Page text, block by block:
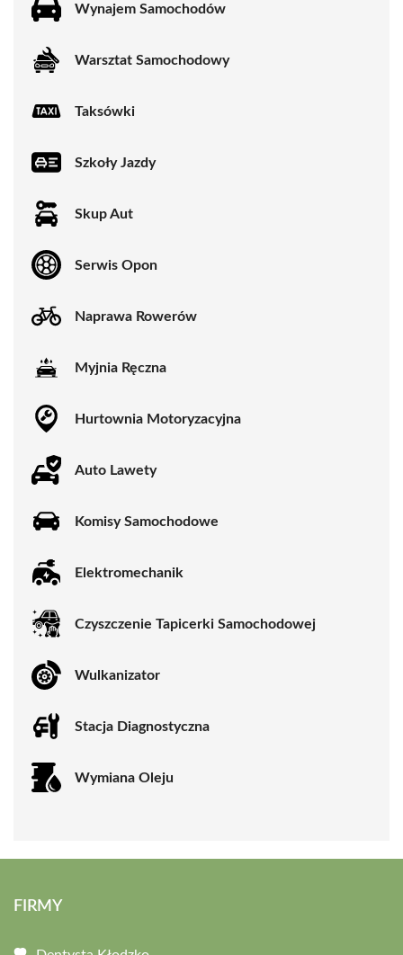
Wynajem Samochodów
Warsztat Samochodowy
Taksówki
Szkoły Jazdy
Skup Aut
Serwis Opon
Naprawa Rowerów
Myjnia Ręczna
Hurtownia Motoryzacyjna
Auto Lawety
Komisy Samochodowe
Elektromechanik
Czyszczenie Tapicerki Samochodowej
Wulkanizator
Stacja Diagnostyczna
Wymiana Oleju
FIRMY